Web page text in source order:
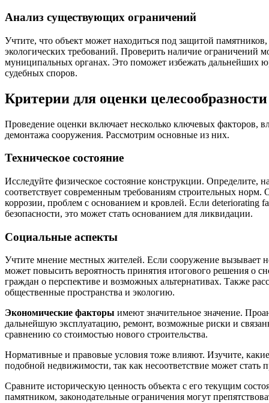
Анализ существующих ограничений
Учтите, что объект может находиться под защитой
экологических требований. Проверить наличие ограничений
муниципальных органах. Это поможет избежать дальнейших
судебных споров.
Критерии для оценки целесообразности
Проведение оценки включает несколько ключевых факторов,
демонтажа сооружения. Рассмотрим основные из них.
Техническое состояние
Исследуйте физическое состояние конструкции. Определите,
соответствует современным требованиям строительных
коррозии, проблем с основанием и кровлей. Если deteriorating
безопасности, это может стать основанием для ликвидации.
Социальные аспекты
Учтите мнение местных жителей. Если сооружение вызывает
может повысить вероятность принятия итогового решения о
граждан о перспективе и возможных альтернативах. Также
общественные пространства и экологию.
Экономические факторы имеют значительное значение.
дальнейшую эксплуатацию, ремонт, возможные риски и
сравнению со стоимостью нового строительства.
Нормативные и правовые условия тоже влияют. Изучите,
подобной недвижимости, так как несоответствие может стать
Сравните историческую ценность объекта с его текущим
памятником, законодательные ограничения могут